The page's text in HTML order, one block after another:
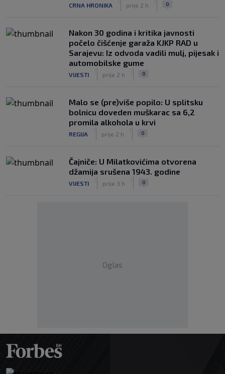
CRNA HRONIKA prije 2 h 0
Nakon 30 godina i kritika javnosti
počelo čišćenje garaža KJKP RAD u
Sarajevu: Iz odvoda vadili mulj, pijesak i
automobilske gume
VIJESTI prije 2 h 0
Malo se (pre)više popilo: U splitsku
bolnicu doveden muškarac sa 6,2
promila alkohola u krvi
REGIJA prije 2 h 0
Čajniče: U Milatkovićima otvorena
džamija srušena 1943. godine
VIJESTI prije 3 h 0
Oglas